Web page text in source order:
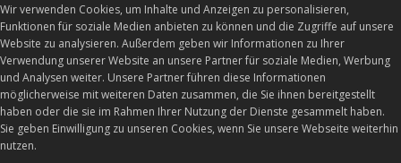
Wir verwenden Cookies, um Inhalte und Anzeigen zu personalisieren,
Funktionen für soziale Medien anbieten zu können und die Zugriffe auf unsere
Website zu analysieren. Außerdem geben wir Informationen zu Ihrer
Verwendung unserer Website an unsere Partner für soziale Medien, Werbung
und Analysen weiter. Unsere Partner führen diese Informationen
möglicherweise mit weiteren Daten zusammen, die Sie ihnen bereitgestellt
haben oder die sie im Rahmen Ihrer Nutzung der Dienste gesammelt haben.
Sie geben Einwilligung zu unseren Cookies, wenn Sie unsere Webseite weiterhin
nutzen.